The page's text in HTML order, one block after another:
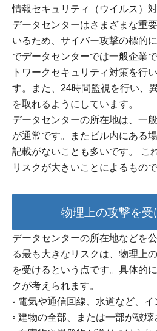
情報セキュリティ（ウイルス）
データセンターはさまざまな重
いるため、サイバー攻撃の標的
でデータセンターでは一般企業
トワークセキュリティ対策を行
す。また、24時間監視を行い、
を取れるようにしています。
データセンターの所在地は、一
が通常です。またビル内にある
記載がないことも多いです。 こ
リスクが大きいことによるもので
物理上の攻撃を受
データセンターの所在地などを
る最も大きなリスクは、物理上
を受けるという点です。具体的
クが考えられます。
◦ 電気や通信回線、水道など、
◦ 建物の全部、または一部が破壊